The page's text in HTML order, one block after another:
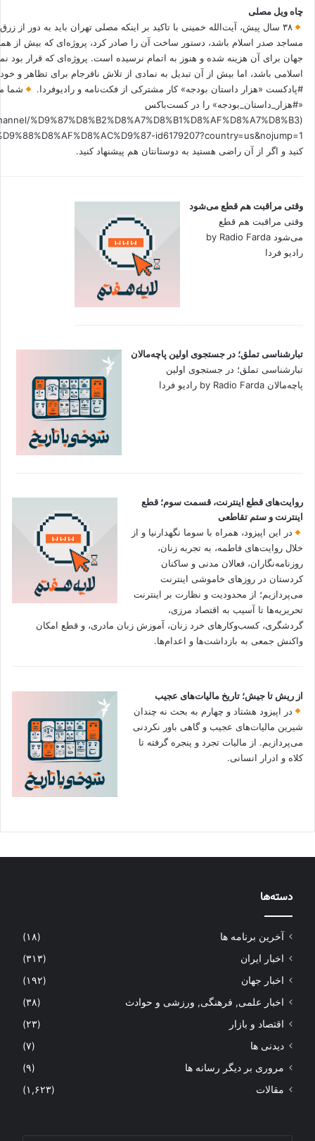
چاه ویل مصلی
۳۸ سال پیش، آیت‌الله خمینی با تاکید بر اینکه مصلی تهران باید به دور از
مساجد صدر اسلام باشد، دستور ساخت آن را صادر کرد، پروژه‌ای که بیش از
جهان برای آن هزینه شده و هنوز به اتمام نرسیده است. پروژه‌ای که قرار بود
اسلامی باشد، اما بیش از آن تبدیل به نمادی از تلاش نافرجام برای تظاهر و
#پادکست «هزار داستان بودجه» کار مشترکی از فکت‌نامه و رادیوفردا.
شما
«#هزار_داستان_بودجه» را در کست‌باکس
%D9%87%D8%B2%D8%A7%D8%B1%D8%AF%D8%A7%D8%B3
کنید و اگر از آن راضی هستید به دوستانتان هم پیشنهاد کنید.
وقتی مراقبت هم قطع می‌شود
وقتی مراقبت هم قطع
می‌شود by Radio Farda
رادیو فردا
تبارشناسی تملق؛ در جستجوی اولین‌ پاچه‌مالان
تبارشناسی تملق؛ در جستجوی اولین‌
پاچه‌مالان by Radio Farda رادیو فردا
روایت‌های قطع اینترنت، قسمت سوم؛ قطع
اینترنت و ستم تقاطعی
در این اپیزود، همراه با سوما نگهدارنیا و از
خلال روایت‌های فاطمه، به تجربه زنان،
روزنامه‌نگاران، فعالان مدنی و ساکنان
کردستان در روزهای خاموشی اینترنت
می‌پردازیم؛ از محدودیت و نظارت بر اینترنت
تحریریه‌ها تا آسیب به اقتصاد مرزی،
گردشگری، کسب‌وکارهای خرد زنان، آموزش زبان مادری، و قطع امکان
واکنش جمعی به بازداشت‌ها و اعدام‌ها.
از ریش تا جیش؛ تاریخ مالیات‌های عجیب
در اپیزود هشتاد و چهارم به بحث نه چندان
شیرین مالیات‌های عجیب و گاهی باور نکردنی‌
می‌پردازیم. از مالیات تجرد و پنجره گرفته تا
کلاه و ادرار انسانی.
دسته‌ها
آخرین برنامه ها
(۱۸)
اخبار ایران
(۳۱۳)
اخبار جهان
(۱۹۲)
اخبار علمی, فرهنگی, ورزشی و حوادث
(۳۸)
اقتصاد و بازار
(۲۳)
دیدنی ها
(۷)
مروری بر دیگر رسانه ها
(۹)
مقالات
(۱,۶۲۳)